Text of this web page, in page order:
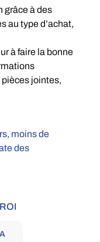
grâce à des
au type d’achat,
à faire la bonne
jointes,
moins de
des